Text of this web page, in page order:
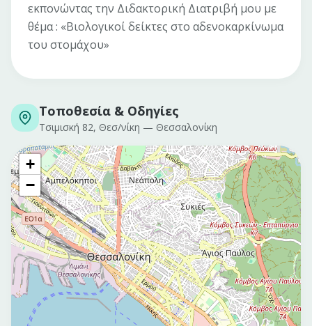
εκπονώντας την Διδακτορική Διατριβή μου με
θέμα : «Βιολογικοί δείκτες στο αδενοκαρκίνωμα
του στομάχου»
Τοποθεσία & Οδηγίες
Τσιμισκή 82, Θεσ/νίκη — Θεσσαλονίκη
+
−